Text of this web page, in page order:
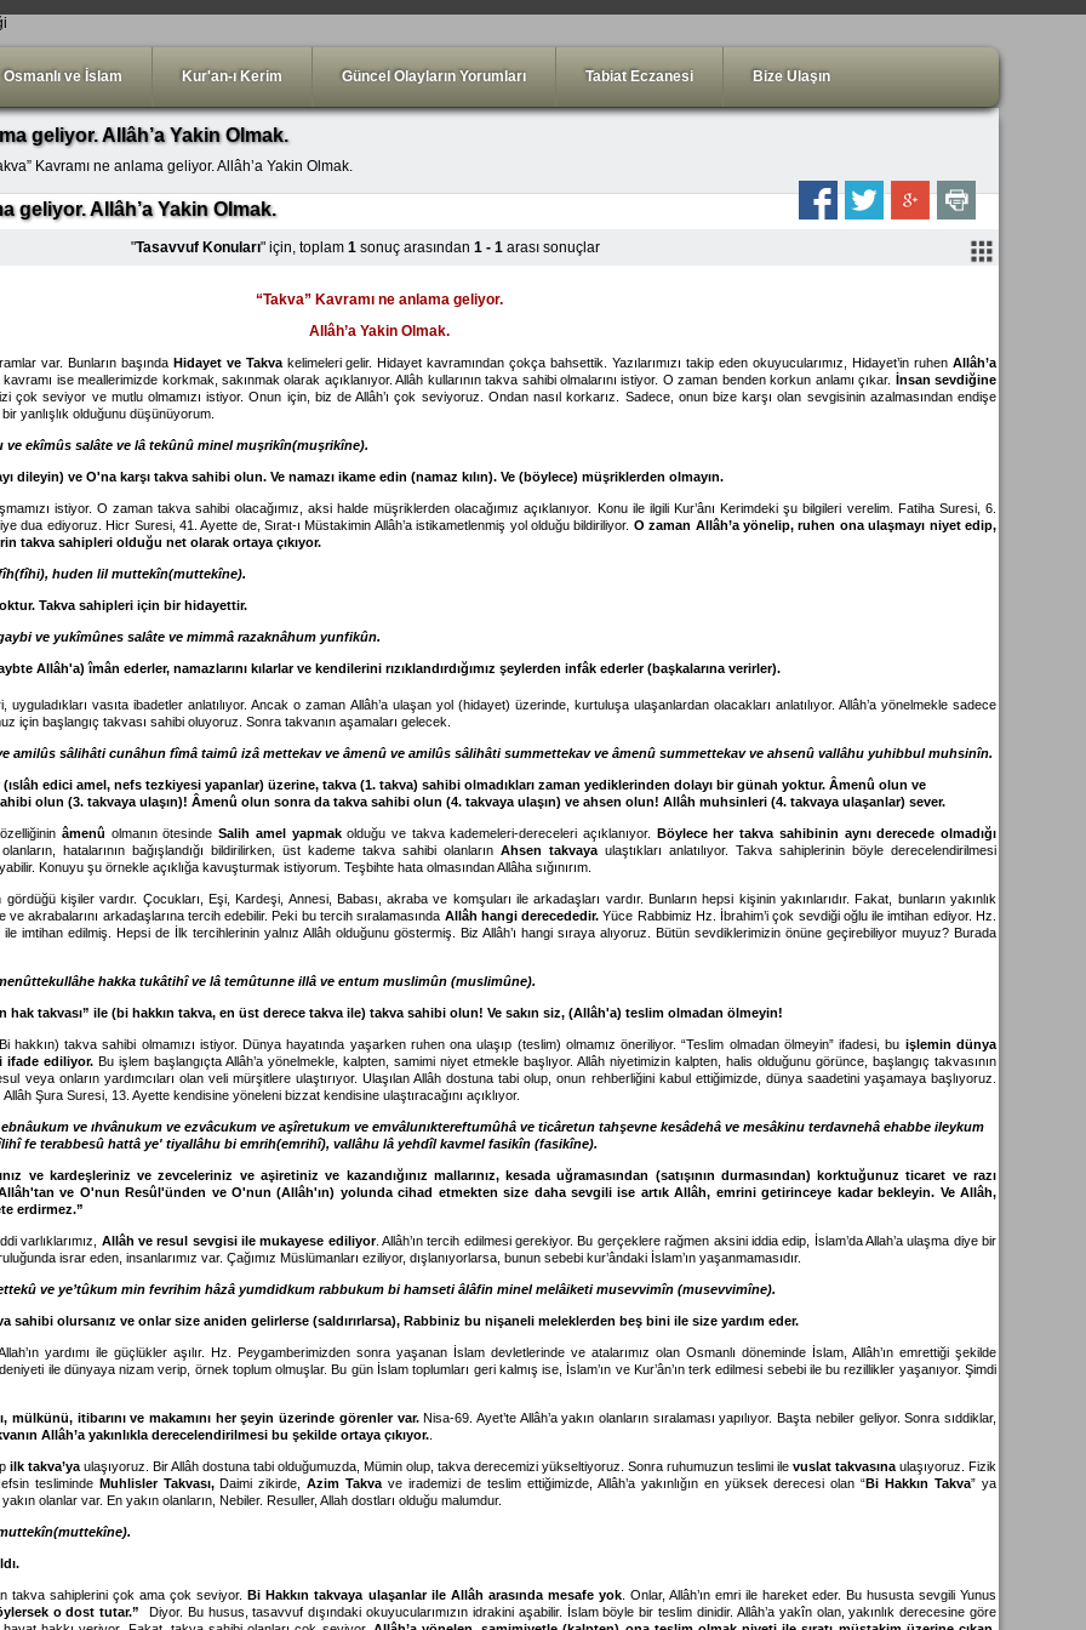
Osmanlı ve İslam Kur'an-ı Kerim Güncel Olayların Yorumları Tabiat Eczanesi Bize Ulaşın
geliyor. Allâh’a Yakin Olmak.
Kavramı ne anlama geliyor. Allâh’a Yakin Olmak.
geliyor. Allâh’a Yakin Olmak.
"Tasavvuf Konuları" için, toplam 1sonuç arasından 1 - 1arası sonuçlar
“Takva” Kavramı ne anlama geliyor.
Allâh’a Yakin Olmak.
var. Bunların başında Hidayet ve Takvakelimeleri gelir. Hidayet kavramından çokça bahsettik. Yazılarımızı takip eden okuyucularımız, Hidayet’in ruhenAllâh’a
ise meallerimizde korkmak, sakınmak olarak açıklanıyor. Allâh kullarının takva sahibi olmalarını istiyor. O zaman benden korkun anlamı çıkar. İnsan sevdiğine
çok seviyor ve mutlu olmamızı istiyor. Onun için, biz de Allâh’ı çok seviyoruz. Ondan nasıl korkarız. Sadece, onun bize karşı olan sevgisinin azalmasından endişe
yanlışlık olduğunu düşünüyorum.
ekîmûs salâte ve lâ tekûnû minel muşrikîn(muşrikîne).
dileyin) ve O'na karşı takva sahibi olun. Ve namazı ikame edin (namaz kılın). Ve (böylece) müşriklerden olmayın.
istiyor. O zaman takva sahibi olacağımız, aksi halde müşriklerden olacağımız açıklanıyor. Konu ile ilgili Kur’ânı Kerimdeki şu bilgileri verelim. Fatiha Suresi, 6.
dua ediyoruz. Hicr Suresi, 41. Ayette de, Sırat-ı Müstakimin Allâh’a istikametlenmiş yol olduğu bildiriliyor. O zaman Allâh’a yönelip, ruhen ona ulaşmayı niyet edip,
takva sahipleri olduğu net olarak ortaya çıkıyor.
huden lil muttekîn(muttekîne).
Takva sahipleri için bir hidayettir.
ve yukîmûnes salâte ve mimmâ razaknâhum yunfikûn.
Allâh'a) îmân ederler, namazlarını kılarlar ve kendilerini rızıklandırdığımız şeylerden infâk ederler (başkalarına verirler).
vasıta ibadetler anlatılıyor. Ancak o zaman Allâh’a ulaşan yol (hidayet) üzerinde, kurtuluşa ulaşanlardan olacakları anlatılıyor. Allâh’a yönelmekle sadece
için başlangıç takvası sahibi oluyoruz. Sonra takvanın aşamaları gelecek.
amilûs sâlihâti cunâhun fîmâ taimû izâ mettekav ve âmenû ve amilûs sâlihâti summettekav ve âmenû summettekav ve ahsenû vallâhu yuhibbul muhsinîn.
edici amel, nefs tezkiyesi yapanlar) üzerine, takva (1. takva) sahibi olmadıkları zaman yediklerinden dolayı bir günah yoktur. Âmenû olun ve
olun (3. takvaya ulaşın)! Âmenû olun sonra da takva sahibi olun (4. takvaya ulaşın) ve ahsen olun! Allâh muhsinleri (4. takvaya ulaşanlar) sever.
âmenû olmanın ötesindeSalih amel yapmakolduğu ve takva kademeleri-dereceleri açıklanıyor. Böylece her takva sahibinin aynı derecede olmadığı
hatalarının bağışlandığı bildirilirken, üst kademe takva sahibi olanların Ahsen takvaya ulaştıkları anlatılıyor. Takva sahiplerinin böyle derecelendirilmesi
Konuyu şu örnekle açıklığa kavuşturmak istiyorum. Teşbihte hata olmasından Allâha sığınırım.
kişiler vardır. Çocukları, Eşi, Kardeşi, Annesi, Babası, akraba ve komşuları ile arkadaşları vardır. Bunların hepsi kişinin yakınlarıdır. Fakat, bunların yakınlık
ve akrabalarını arkadaşlarına tercih edebilir. Peki bu tercih sıralamasında Allâh hangi derecededir. Yüce Rabbimiz Hz. İbrahim’i çok sevdiği oğlu ile imtihan ediyor. Hz.
imtihan edilmiş. Hepsi de İlk tercihlerinin yalnız Allâh olduğunu göstermiş. Biz Allâh’ı hangi sıraya alıyoruz. Bütün sevdiklerimizin önüne geçirebiliyor muyuz? Burada
hakka tukâtihî ve lâ temûtunne illâ ve entum muslimûn (muslimûne).
hak takvası” ile (bi hakkın takva, en üst derece takva ile) takva sahibi olun! Ve sakın siz, (Allâh'a) teslim olmadan ölmeyin!
hakkın) takva sahibi olmamızı istiyor. Dünya hayatında yaşarken ruhen ona ulaşıp (teslim) olmamız öneriliyor. “Teslim olmadan ölmeyin” ifadesi, bu işlemin dünya
ifade ediliyor. Bu işlem başlangıçta Allâh’a yönelmekle, kalpten, samimi niyet etmekle başlıyor. Allâh niyetimizin kalpten, halis olduğunu görünce, başlangıç takvasının
veya onların yardımcıları olan veli mürşitlere ulaştırıyor. Ulaşılan Allâh dostuna tabi olup, onun rehberliğini kabul ettiğimizde, dünya saadetini yaşamaya başlıyoruz.
Şura Suresi, 13. Ayette kendisine yöneleni bizzat kendisine ulaştıracağını açıklıyor.
ve ıhvânukum ve ezvâcukum ve aşîretukum ve emvâlunıktereftumûhâ ve ticâretun tahşevne kesâdehâ ve mesâkinu terdavnehâ ehabbe ileykum
fe terabbesû hattâ ye' tiyallâhu bi emrih(emrihî), vallâhu lâ yehdîl kavmel fasikîn (fasikîne).
ve kardeşleriniz ve zevceleriniz ve aşiretiniz ve kazandığınız mallarınız, kesada uğramasından (satışının durmasından) korktuğunuz ticaret ve razı
ve O'nun Resûl'ünden ve O'nun (Allâh'ın) yolunda cihad etmekten size daha sevgili ise artık Allâh, emrini getirinceye kadar bekleyin. Ve Allâh,
erdirmez.”
varlıklarımız, Allâh ve resul sevgisi ile mukayese ediliyor. Allâh’ın tercih edilmesi gerekiyor. Bu gerçeklere rağmen aksini iddia edip, İslam’da Allah’a ulaşma diye bir
israr eden, insanlarımız var. Çağımız Müslümanları eziliyor, dışlanıyorlarsa, bunun sebebi kur’ândaki İslam’ın yaşanmamasıdır.
ve ye’tûkum min fevrihim hâzâ yumdidkum rabbukum bi hamseti âlâfin minel melâiketi musevvimîn (musevvimîne).
sahibi olursanız ve onlar size aniden gelirlerse (saldırırlarsa), Rabbiniz bu nişaneli meleklerden beş bini ile size yardım eder.
yardımı ile güçlükler aşılır. Hz. Peygamberimizden sonra yaşanan İslam devletlerinde ve atalarımız olan Osmanlı döneminde İslam, Allâh’ın emrettiği şekilde
ile dünyaya nizam verip, örnek toplum olmuşlar. Bu gün İslam toplumları geri kalmış ise, İslam’ın ve Kur’ân’ın terk edilmesi sebebi ile bu rezillikler yaşanıyor. Şimdi
mülkünü, itibarını ve makamını her şeyin üzerinde görenler var.Nisa-69. Ayet’te Allâh’a yakın olanların sıralaması yapılıyor. Başta nebiler geliyor. Sonra sıddiklar,
Allâh’a yakınlıkla derecelendirilmesi bu şekilde ortaya çıkıyor.
ilk takva’ya ulaşıyoruz. Bir Allâh dostuna tabi olduğumuzda, Mümin olup, takva derecemizi yükseltiyoruz. Sonra ruhumuzun teslimi ile vuslat takvasına ulaşıyoruz. Fizik
tesliminde Muhlisler Takvası,Daimi zikirde,Azim Takva ve irademizi de teslim ettiğimizde, Allâh’a yakınlığın en yüksek derecesi olan “Bi Hakkın Takva” ya
olanlar var. En yakın olanların, Nebiler. Resuller, Allah dostları olduğu malumdur.
takva sahiplerini çok ama çok seviyor.Bi Hakkın takvaya ulaşanlar ile Allâh arasında mesafe yok. Onlar, Allâh’ın emri ile hareket eder. Bu hususta sevgili Yunus
o dost tutar.”
Diyor. Bu husus, tasavvuf dışındaki okuyucularımızın idrakini aşabilir. İslam böyle bir teslim dinidir. Allâh’a yakîn olan, yakınlık derecesine göre